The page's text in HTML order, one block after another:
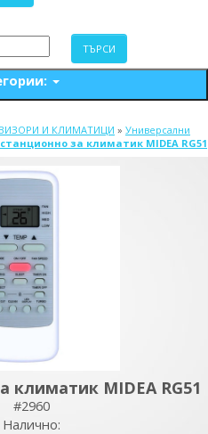
И КЛИМАТИЦИ » Универсални
за климатик MIDEA RG51
климатик MIDEA RG51
#2960
Налично: